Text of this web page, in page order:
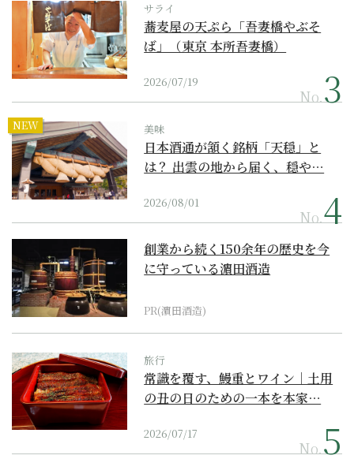
サライ
蕎麦屋の天ぷら「吾妻橋やぶそ
ば」（東京 本所吾妻橋）
2026/07/19
No.
NEW 美味
日本酒通が頷く銘柄「天穏」と
は？ 出雲の地から届く、穏や…
2026/08/01
No.
創業から続く150余年の歴史を今
に守っている濵田酒造
PR(濵田酒造)
旅行
常識を覆す、鰻重とワイン｜土用
の丑の日のための一本を本家…
2026/07/17
No.